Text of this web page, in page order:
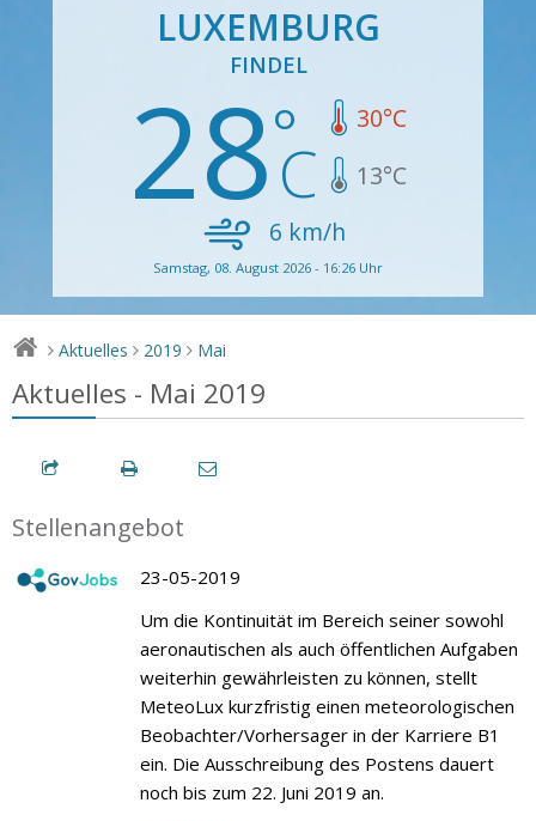
LUXEMBURG
FINDEL
28 30°C
13°C
6 km/h
Samstag, 08. August 2026 - 16:26 Uhr
> Aktuelles > 2019 > Mai
Aktuelles - Mai 2019
Stellenangebot
23-05-2019
Um die Kontinuität im Bereich seiner sowohl
aeronautischen als auch öffentlichen Aufgaben
weiterhin gewährleisten zu können, stellt
MeteoLux kurzfristig einen meteorologischen
Beobachter/Vorhersager in der Karriere B1
ein. Die Ausschreibung des Postens dauert
noch bis zum 22. Juni 2019 an.